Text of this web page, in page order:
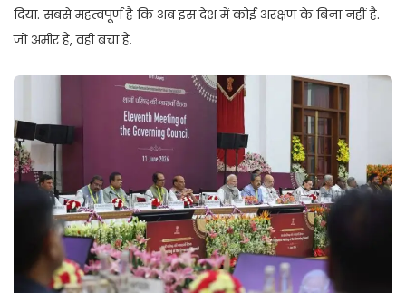
दिया. सबसे महत्वपूर्ण है कि अब इस देश में कोई अरक्षण के बिना नहीं है.
जो अमीर है, वही बचा है.